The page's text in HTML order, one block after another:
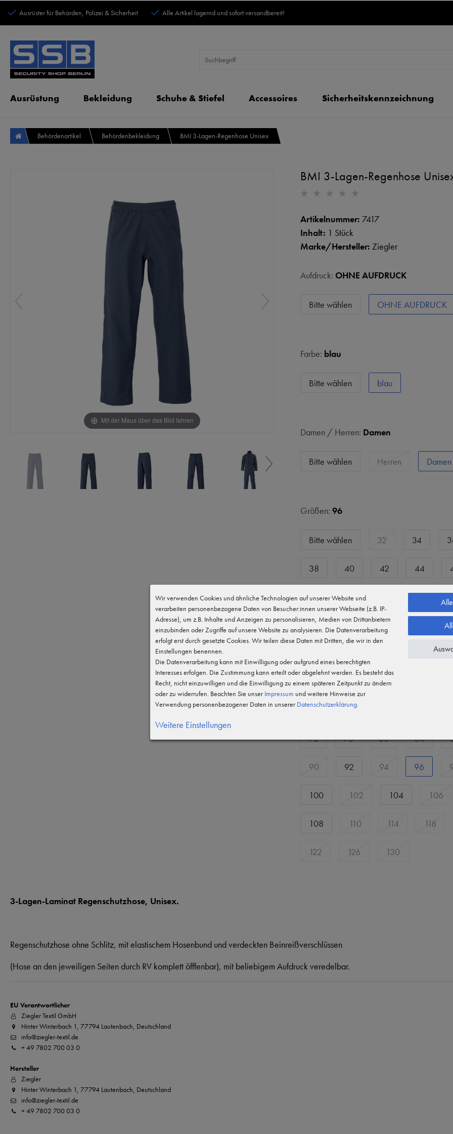
Ausrüster für Behörden, Polizei & Sicherheit Alle Artikel lagernd und sofort versandbereit!
Ausrüstung Bekleidung Schuhe & Stiefel Accessoires Sicherheitskennzeichnung
Behördenartikel Behördenbekleidung BMI 3-Lagen-Regenhose Unisex
Mit der Maus über das Bild fahren
BMI 3-Lagen-Regenhose
Artikelnummer: 7417
Inhalt: 1 Stück
Marke/Hersteller: Ziegler
Aufdruck: OHNE AUFDRUCK
Bitte wählen OHNE AUFDRUCK
Farbe: blau
Bitte wählen blau
Damen / Herren: Damen
Bitte wählen Herren Damen
Größen: 96
Bitte wählen 32 34
38 40 42 44
48 50 54
58 60 62
23 24 25
28 29
72 76 80 84
90 92 94 96
100 102 104 106
108 110 114 118
122 126 130
3-Lagen-Laminat Regenschutzhose, Unisex.
Regenschutzhose ohne Schlitz, mit elastischem Hosenbund und verdeckten Beinreißverschlüssen
(Hose an den jeweiligen Seiten durch RV komplett öfffenbar), mit beliebigem Aufdruck veredelbar.
EU Verantwortlicher
Ziegler Textil GmbH
Hinter Winterbach 1, 77794 Lautenbach, Deutschland
info@ziegler-textil.de
+ 49 7802 700 03 0
Hersteller
Ziegler
Hinter Winterbach 1, 77794 Lautenbach, Deutschland
info@ziegler-textil.de
+ 49 7802 700 03 0
Wir verwenden Cookies und ähnliche Technologien auf unserer Website und
verarbeiten personenbezogene Daten von Besucher:innen unserer Webseite (z.B. IP-
Adresse), um z.B. Inhalte und Anzeigen zu personalisieren, Medien von Drittanbietern
einzubinden oder Zugriffe auf unsere Website zu analysieren. Die Datenverarbeitung
erfolgt erst durch gesetzte Cookies. Wir teilen diese Daten mit Dritten, die wir in den
Einstellungen benennen.
Die Datenverarbeitung kann mit Einwilligung oder aufgrund eines berechtigten
Interesses erfolgen. Die Zustimmung kann erteilt oder abgelehnt werden. Es besteht das
Recht, nicht einzuwilligen und die Einwilligung zu einem späteren Zeitpunkt zu ändern
oder zu widerrufen. Beachten Sie unser Impressum und weitere Hinweise zur
Verwendung personenbezogener Daten in unserer Daten­schutz­erklärung.
Weitere Einstellungen